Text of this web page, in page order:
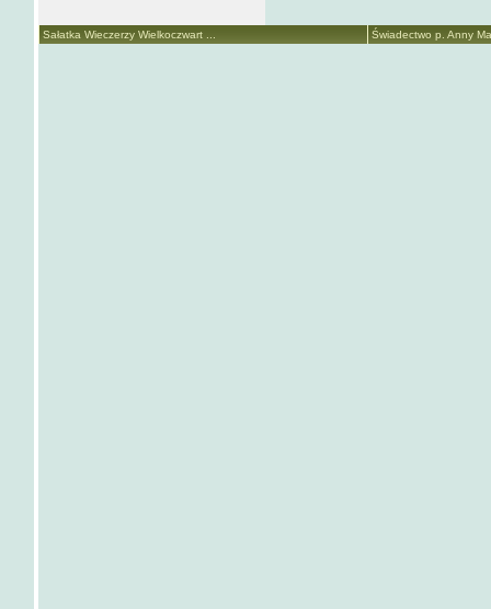
Sałatka Wieczerzy Wielkoczwart ... Świadectwo p. Anny